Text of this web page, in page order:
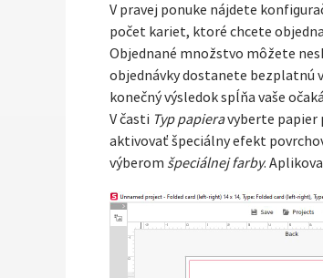
V pravej ponuke nájdete
počet kariet, ktoré chcete
Objednané množstvo môžete
objednávky dostanete bezplatnú
konečný výsledok spĺňa vaše
V časti Typ papieravyberte papier
aktivovať špeciálny efekt
výberom špeciálnej farby.